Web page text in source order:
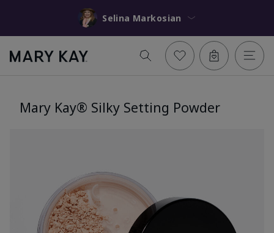
Selina Markosian
Mary Kay® Silky Setting Powder